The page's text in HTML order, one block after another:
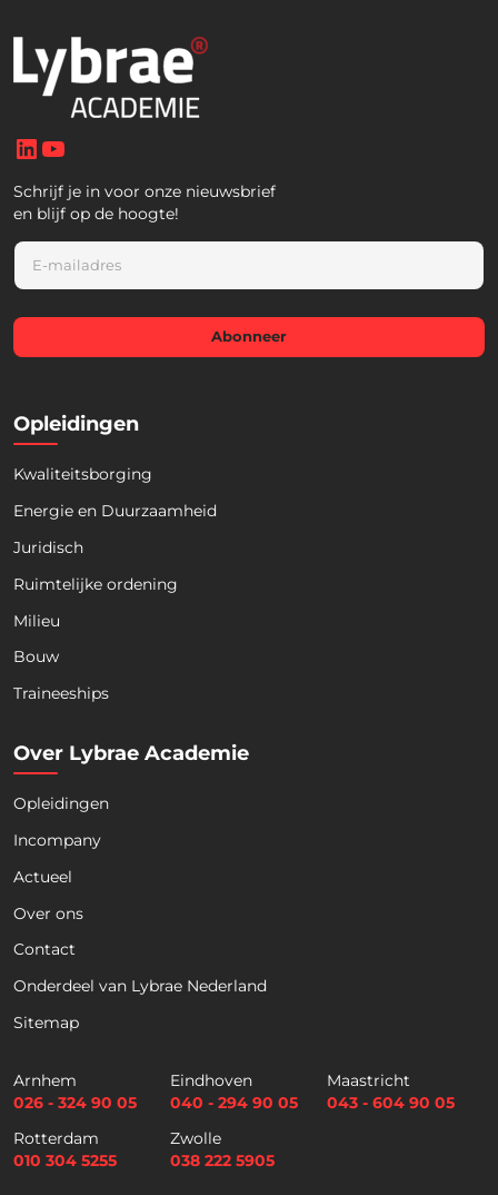
LinkedIn
Schrijf je in voor onze nieuwsbrief
en blijf op de hoogte!
E
a
i
*
Abonneer
Opleidingen
Kwaliteitsborging
Energie en Duurzaamheid
Juridisch
Ruimtelijke ordening
Milieu
Bouw
Traineeships
Over Lybrae Academie
Opleidingen
Incompany
Actueel
Over ons
Contact
Onderdeel van Lybrae Nederland
Sitemap
Arnhem
026 - 324 90 05
Eindhoven
040 - 294 90 05
Maastricht
043 - 604 90 05
Rotterdam
010 304 5255
Zwolle
038 222 5905
Telefoon
m
a
l
*
Selectievakjes *
Hierbij accepteer ik dat ik via dit e-